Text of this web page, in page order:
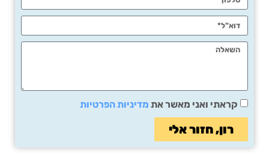
קראתי ואני מאשר את מדיניות הפרטיות
רון, חזור אלי